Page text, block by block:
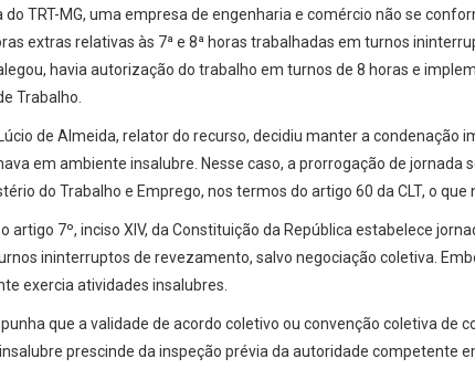
do TRT-MG, uma empresa de engenharia e comércio não se
extras relativas às 7ª e 8ª horas trabalhadas em turnos
havia autorização do trabalho em turnos de 8 horas e
Trabalho.
de Almeida, relator do recurso, decidiu manter a condenação
em ambiente insalubre. Nesse caso, a prorrogação de jornada
do Trabalho e Emprego, nos termos do artigo 60 da CLT, o que
artigo 7º, inciso XIV, da Constituição da República estabelece
ininterruptos de revezamento, salvo negociação coletiva.
exercia atividades insalubres.
que a validade de acordo coletivo ou convenção coletiva de
prescinde da inspeção prévia da autoridade competente